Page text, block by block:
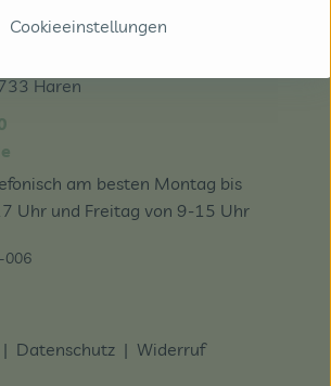
Haren
am besten Montag bis
Uhr und Freitag von 9-15 Uhr
006
https://www.oekokiste.de/
| Datenschutz | Widerruf
Cookieeinstellungen